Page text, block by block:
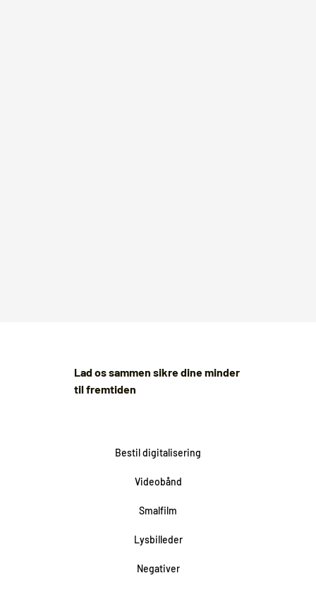
Lad os sammen sikre dine minder
til fremtiden
Bestil digitalisering
Videobånd
Smalfilm
Lysbilleder
Negativer